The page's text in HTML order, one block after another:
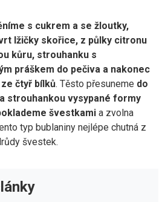
s cukrem a se žloutky,
lžičky skořice, z půlky citronu
kůru, strouhanku s
práškem do pečiva a nakonec
čtyř bílků. Těsto přesuneme do
strouhankou vysypané formy
švestkami a zvolna
typ bublaniny nejlépe chutná z
švestek.